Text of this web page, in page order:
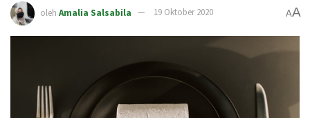
oleh Amalia Salsabila 19 Oktober 2020 AA